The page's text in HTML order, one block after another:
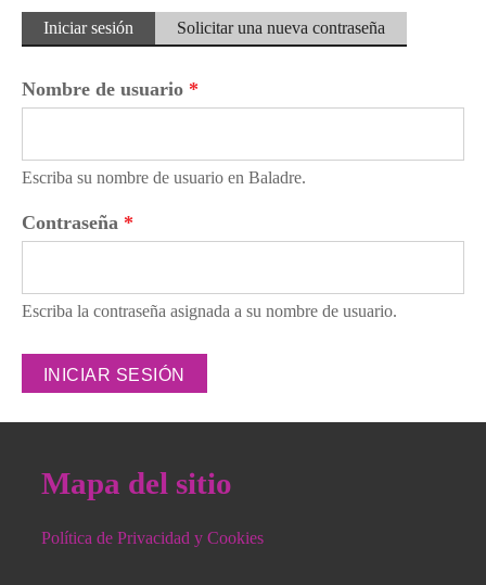
Solapas principales
Iniciar sesión (solapaSolicitar una nueva contraseña
Nombre de usuario *
Escriba su nombre de usuario en Baladre.
Contraseña *
Escriba la contraseña asignada a su nombre de usuario.
Mapa del sitio
Política de Privacidad y Cookies